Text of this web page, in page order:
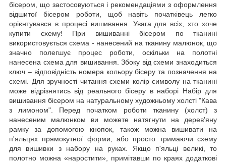
бісером, що застосовуються і рекомендаціями з оформлення
відшитої бісером роботи, щоб навіть початківець легко
орієнтувався в процесі вишивання. Увага для всіх, хто хоче
купити схему! При вишиванні бісером по тканині
використовується схема - нанесений на тканину малюнок, що
значно полегшує процес роботи, оскільки на полотні
нанесена схема для вишивання. Збоку від схеми знаходиться
ключ – відповідність номера кольору бісеру та позначення на
схемі. Для зручності читання схеми колір символу на тканині
може відрізнятись від реального бісеру в наборі Набір для
вишивання бісером на натуральному художньому холсті "Кава
з лимоном". Перед початком роботи тканину (холст) з
нанесеним малюнком ви можете натягнути на дерев'яну
рамку за допомогою кнопок, також можна вишивати на
п'яльцях прямокутної форми, або просто тримаючи схему
для вишивки з набору на руках. Якщо п'яльці великі, то
полотно можна «наростити», примітавши по краях додаткові